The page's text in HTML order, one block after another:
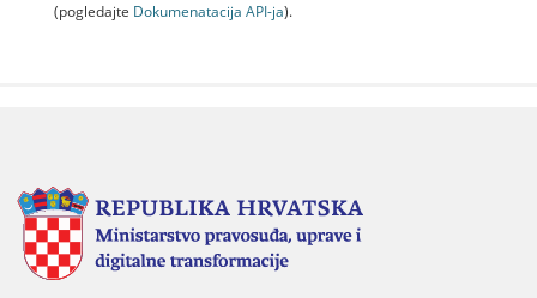
(pogledajte Dokumenаtаcijа API-jа).